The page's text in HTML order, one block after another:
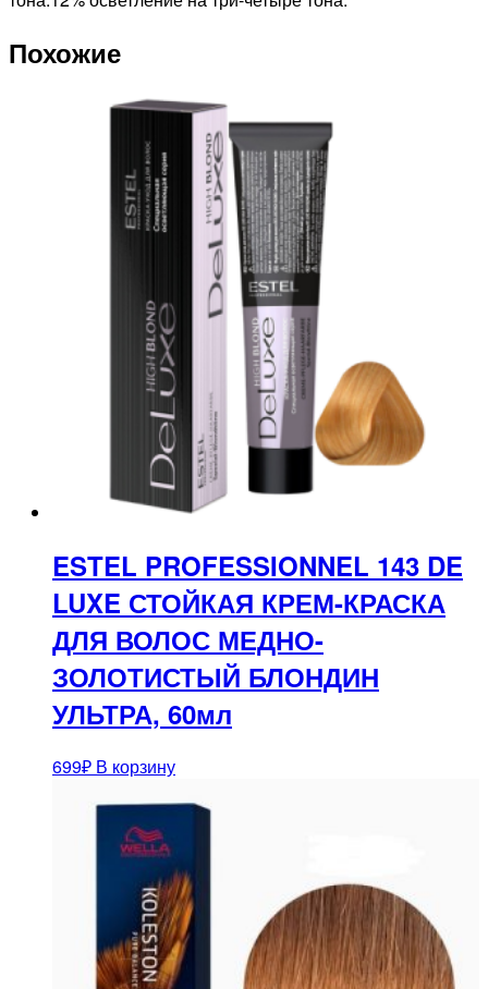
Похожие
ESTEL PROFESSIONNEL 143 DE
LUXE СТОЙКАЯ КРЕМ-КРАСКА
ДЛЯ ВОЛОС МЕДНО-
ЗОЛОТИСТЫЙ БЛОНДИН
УЛЬТРА, 60мл
699₽ В корзину